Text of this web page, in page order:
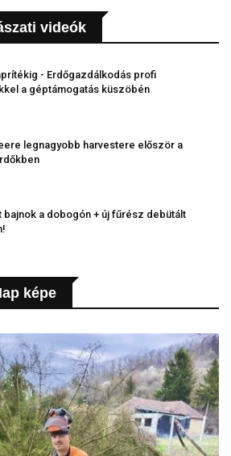
videók
- Erdőgazdálkodás profi
a géptámogatás küszöbén
legnagyobb harvestere először a
bajnok a dobogón + új fűrész debütált
képe